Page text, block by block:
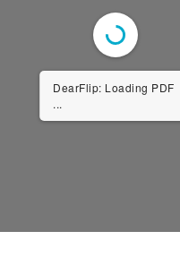
DearFlip: Loading PDF
...